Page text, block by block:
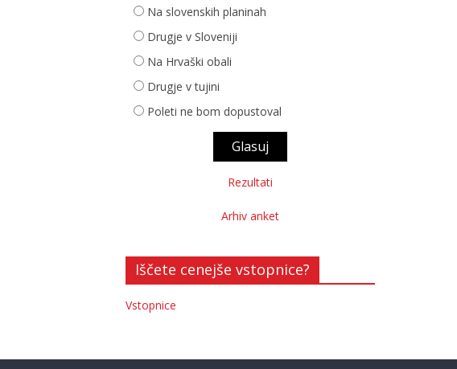
Na slovenskih planinah
Drugje v Sloveniji
Na Hrvaški obali
Drugje v tujini
Poleti ne bom dopustoval
Rezultati
Arhiv anket
Iščete cenejše vstopnice?
Vstopnice